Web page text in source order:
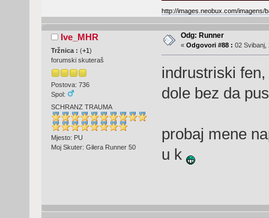
http://images.neobux.com/imagens/
Ive_MHR
Tržnica : (+1 )
forumski skuteraš
Postova: 736
Spol:
SCHRANZ TRAUMA
Mjesto: PU
Moj Skuter: Gilera Runner 50
Odg: Runner
« Odgovori #88 : 02 Svibanj,
indrustriski
dole bez da
probaj mene
u k